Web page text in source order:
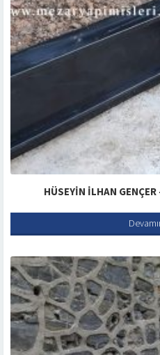
HÜSEYIN İLHAN